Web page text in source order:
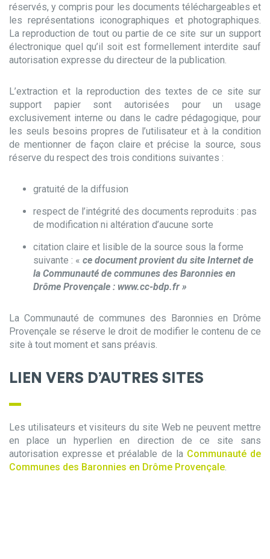
réservés, y compris pour les documents téléchargeables et
les représentations iconographiques et photographiques.
La reproduction de tout ou partie de ce site sur un support
électronique quel qu’il soit est formellement interdite sauf
autorisation expresse du directeur de la publication.
L’extraction et la reproduction des textes de ce site sur
support papier sont autorisées pour un usage
exclusivement interne ou dans le cadre pédagogique, pour
les seuls besoins propres de l’utilisateur et à la condition
de mentionner de façon claire et précise la source, sous
réserve du respect des trois conditions suivantes :
gratuité de la diffusion
respect de l’intégrité des documents reproduits : pas
de modification ni altération d’aucune sorte
citation claire et lisible de la source sous la forme
suivante : « ce document provient du site Internet de
la Communauté de communes des Baronnies en
Drôme Provençale : www.cc-bdp.fr »
La Communauté de communes des Baronnies en Drôme
Provençale se réserve le droit de modifier le contenu de ce
site à tout moment et sans préavis.
LIEN VERS D’AUTRES SITES
Les utilisateurs et visiteurs du site Web ne peuvent mettre
en place un hyperlien en direction de ce site sans
autorisation expresse et préalable de la Communauté de
Communes des Baronnies en Drôme Provençale.